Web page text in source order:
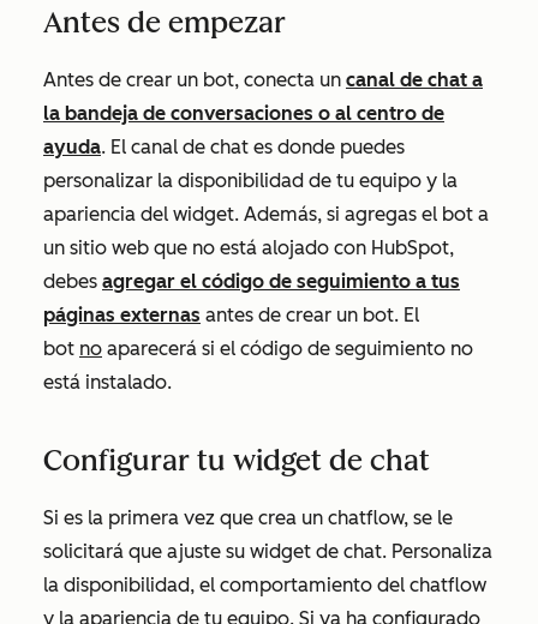
Antes de empezar
Antes de crear un bot, conecta un canal de chat a
la bandeja de conversaciones o al centro de
ayuda. El canal de chat es donde puedes
personalizar la disponibilidad de tu equipo y la
apariencia del widget. Además, si agregas el bot a
un sitio web que no está alojado con HubSpot,
debes agregar el código de seguimiento a tus
páginas externas antes de crear un bot. El
bot no aparecerá si el código de seguimiento no
está instalado.
Configurar tu widget de chat
Si es la primera vez que crea un chatflow, se le
solicitará que ajuste su widget de chat. Personaliza
la disponibilidad, el comportamiento del chatflow
y la apariencia de tu equipo. Si ya ha configurado